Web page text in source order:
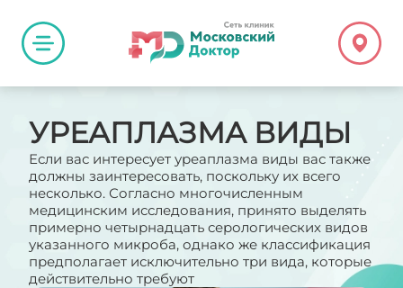
УРЕАПЛАЗМА ВИДЫ
Если вас интересует уреаплазма виды вас также
должны заинтересовать, поскольку их всего
несколько. Согласно многочисленным
медицинским исследования, принято выделять
примерно четырнадцать серологических видов
указанного микроба, однако же классификация
предполагает исключительно три вида, которые
действительно требуют